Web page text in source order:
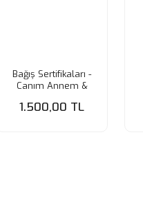
Bağış Sertifikaları -
Canım Annem &
1.500,00 TL